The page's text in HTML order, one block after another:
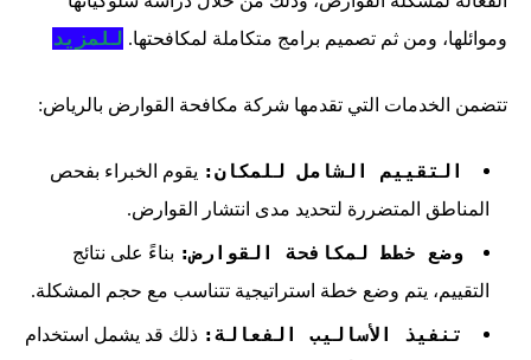
وموائلها، ومن ثم تصميم برامج متكاملة لمكافحتها. للمزيد
تتضمن الخدمات التي تقدمها شركة مكافحة القوارض بالرياض:
التقييم الشامل للمكان: يقوم الخبراء بفحص
المناطق المتضررة لتحديد مدى انتشار القوارض.
وضع خطط لمكافحة القوارض: بناءً على نتائج
التقييم، يتم وضع خطة استراتيجية تتناسب مع حجم المشكلة.
تنفيذ الأساليب الفعالة: ذلك قد يشمل استخدام